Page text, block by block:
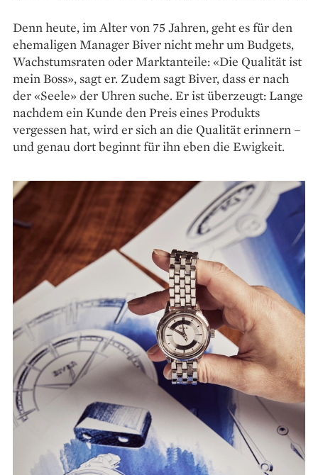
Denn heute, im Alter von 75 Jahren, geht es für den
ehemaligen Manager Biver nicht mehr um Budgets,
Wachstumsraten oder Marktanteile: «Die Qualität ist
mein Boss», sagt er. Zudem sagt Biver, dass er nach
der «Seele» der Uhren suche. Er ist überzeugt: Lange
nachdem ein Kunde den Preis eines Produkts
vergessen hat, wird er sich an die Qualität erinnern –
und genau dort beginnt für ihn eben die Ewigkeit.